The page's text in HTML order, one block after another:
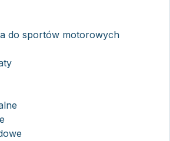
do sportów motorowych